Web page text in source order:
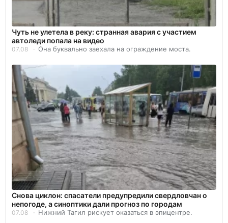
Чуть не улетела в реку: странная авария с участием
автоледи попала на видео
07.08 Она буквально заехала на ограждение моста.
Снова циклон: спасатели предупредили свердловчан о
непогоде, а синоптики дали прогноз по городам
07.08 Нижний Тагил рискует оказаться в эпицентре.